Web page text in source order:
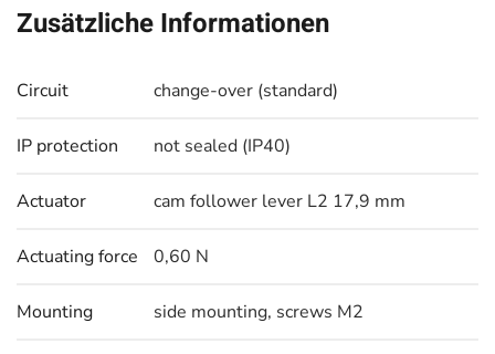
Zusätzliche Informationen
Circuit change-over (standard)
IP protection not sealed (IP40)
Actuator cam follower lever L2 17,9 mm
Actuating force 0,60 N
Mounting side mounting, screws M2